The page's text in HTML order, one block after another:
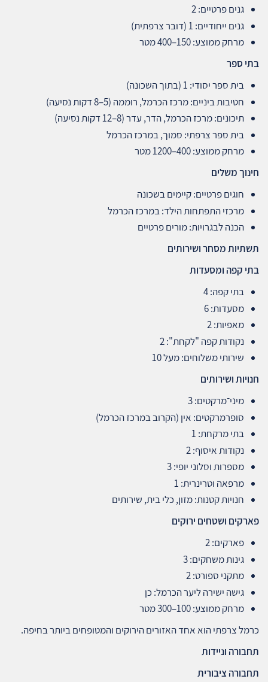
גנים פרטיים: 2
גנים ייחודיים: 1 (דובר צרפתית)
מרחק ממוצע: 150–400 מטר
בתי ספר
בית ספר יסודי: 1 (בתוך השכונה)
חטיבות ביניים: מרכז הכרמל, רוממה (5–8 דקות נסיעה)
תיכונים: מרכז הכרמל, הדר, עדר (8–12 דקות נסיעה)
בית ספר צרפתי: סמוך, במרכז הכרמל
מרחק ממוצע: 400–1200 מטר
חינוך משלים
חוגים פרטיים: קיימים בשכונה
מרכזי התפתחות הילד: במרכז הכרמל
הכנה לבגרויות: מורים פרטיים
תשתיות מסחר ושירותים
בתי קפה ומסעדות
בתי קפה: 4
מסעדות: 6
מאפיות: 2
נקודות קפה "לקחת": 2
שירותי משלוחים: מעל 10
חנויות ושירותים
מיני־מרקטים: 3
סופרמרקטים: אין (הקרוב במרכז הכרמל)
בתי מרקחת: 1
נקודות איסוף: 2
מספרות וסלוני יופי: 3
מרפאה וטרינרית: 1
חנויות קטנות: מזון, כלי בית, שירותים
פארקים ושטחים ירוקים
פארקים: 2
גינות משחקים: 3
מתקני ספורט: 2
גישה ישירה ליער הכרמל: כן
מרחק ממוצע: 100–300 מטר
כרמל צרפתי הוא אחד האזורים הירוקים והמטופחים ביותר בחיפה.
תחבורה וניידות
תחבורה ציבורית